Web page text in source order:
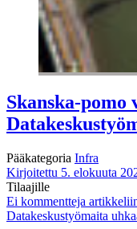
Skanska-pomo
Pääkategoria Infra
Kirjoitettu 5. elokuuta
Tilaajille
Ei kommentteja
Datakeskustyömaita